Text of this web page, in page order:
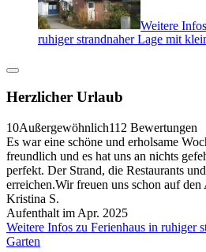
Weitere
ruhiger strandnaher Lage mit
Herzlicher Urlaub
10Außergewöhnlich112 Bewertungen
Es war eine schöne und erholsame
freundlich und es hat uns an nichts
perfekt. Der Strand, die Restaurants
erreichen.Wir freuen uns schon auf
Kristina S.
Aufenthalt im Apr. 2025
Weitere Infos zu Ferienhaus in ruhiger
Garten